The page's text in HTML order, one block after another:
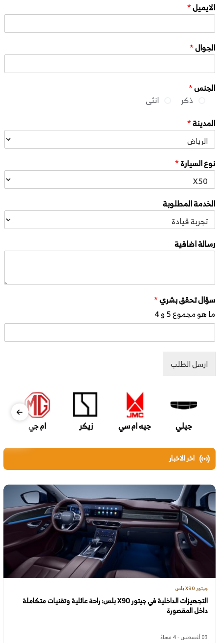
الايميل*
الجوال*
الجنس*
ذكر
انثى
المدينة*
نوع السيارة*
الخدمة المطلوبة
رسالة اضافية
سؤال تحقق بشري*
ما هو مجموع 5 و 4
ارسل الطلب
جيلي جيه ام سي زيكر ام جي
اخر الاخبار
جيتور X90 بلس
التجهيزات الداخلية في جيتور X90 بلس: راحة عائلية وتقنيات متكاملة
داخل المقصورة
03 أغسطس - 4 مساءً